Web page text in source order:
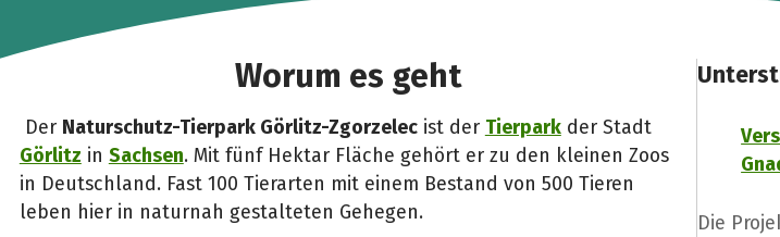
Worum es geht
Der Naturschutz-Tierpark Görlitz-Zgorzelecist der Tierparkder Stadt
Görlitz in Sachsen. Mit fünf Hektar Fläche gehört er zu den kleinen Zoos
in Deutschland. Fast 100 Tierarten mit einem Bestand von 500 Tieren
leben hier in naturnah gestalteten Gehegen.
Die